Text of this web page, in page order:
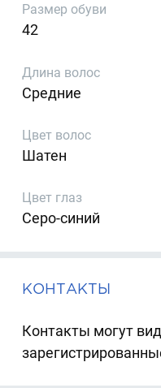
Размер обуви
42
Длина волос
Средние
Цвет волос
Шатен
Цвет глаз
Серо-синий
КОНТАКТЫ
Контакты могут